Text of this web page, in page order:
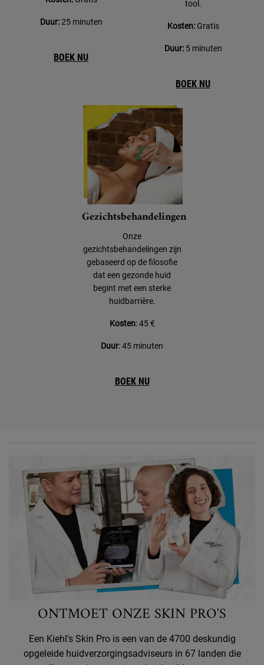
Duur:25 minuten
BOEK NU
tool.
Kosten: Gratis
Duur: 5 minuten
BOEK NU
Gezichtsbehandelingen
Onze
gezichtsbehandelingen zijn
gebaseerd op de filosofie
dat een gezonde huid
begint met een sterke
huidbarrière.
Kosten: 45 €
Duur: 45 minuten
BOEK NU
ONTMOET ONZE SKIN PRO'S
Een Kiehl's Skin Pro is een van de 4700 deskundig
opgeleide huidverzorgingsadviseurs in 67 landen die